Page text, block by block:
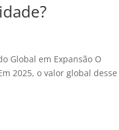
Global em Expansão O
2025, o valor global desse